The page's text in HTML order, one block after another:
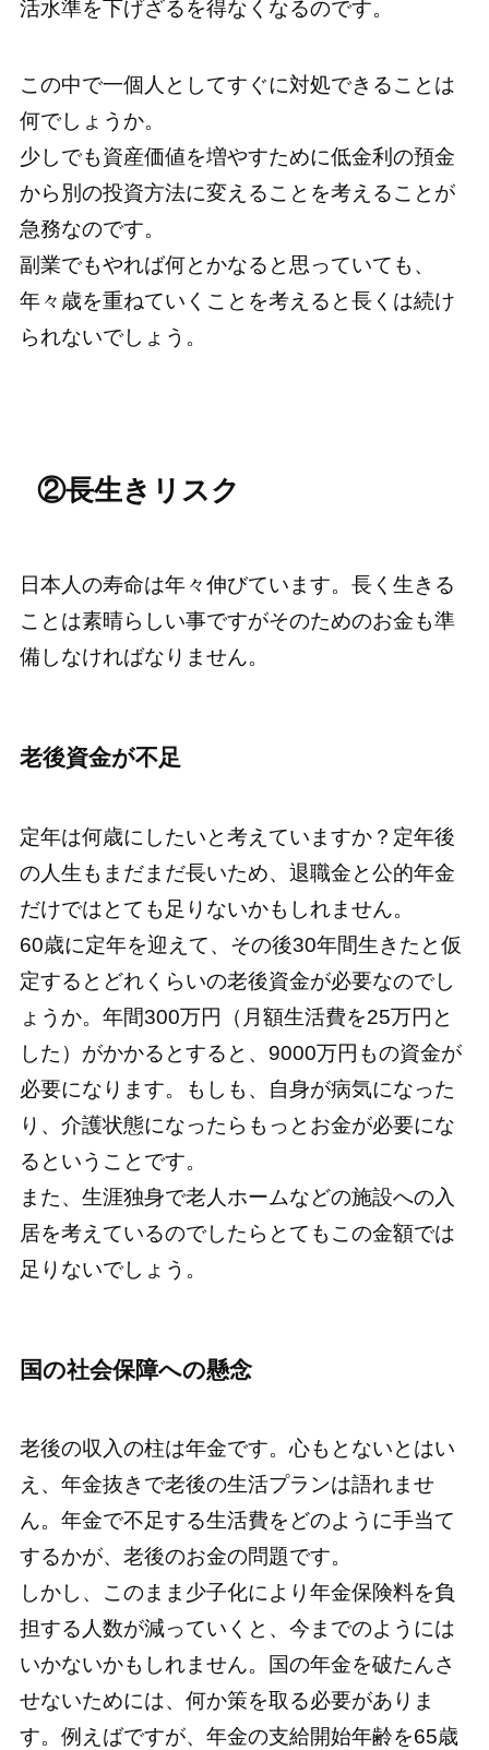
活水準を下げざるを得なくなるのです。
この中で一個人としてすぐに対処できることは
何でしょうか。
少しでも資産価値を増やすために低金利の預金
から別の投資方法に変えることを考えることが
急務なのです。
副業でもやれば何とかなると思っていても、
年々歳を重ねていくことを考えると長くは続け
られないでしょう。
②長生きリスク
日本人の寿命は年々伸びています。長く生きる
ことは素晴らしい事ですがそのためのお金も準
備しなければなりません。
老後資金が不足
定年は何歳にしたいと考えていますか？定年後
の人生もまだまだ長いため、退職金と公的年金
だけではとても足りないかもしれません。
60歳に定年を迎えて、その後30年間生きたと仮
定するとどれくらいの老後資金が必要なのでし
ょうか。年間300万円（月額生活費を25万円と
した）がかかるとすると、9000万円もの資金が
必要になります。もしも、自身が病気になった
り、介護状態になったらもっとお金が必要にな
るということです。
また、生涯独身で老人ホームなどの施設への入
居を考えているのでしたらとてもこの金額では
足りないでしょう。
国の社会保障への懸念
老後の収入の柱は年金です。心もとないとはい
え、年金抜きで老後の生活プランは語れませ
ん。年金で不足する生活費をどのように手当て
するかが、老後のお金の問題です。
しかし、このまま少子化により年金保険料を負
担する人数が減っていくと、今までのようには
いかないかもしれません。国の年金を破たんさ
せないためには、何か策を取る必要がありま
す。例えばですが、年金の支給開始年齢を65歳